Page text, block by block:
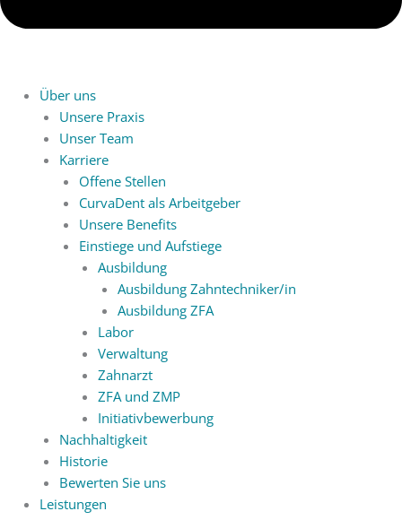
Über uns
Unsere Praxis
Unser Team
Karriere
Offene Stellen
CurvaDent als Arbeitgeber
Unsere Benefits
Einstiege und Aufstiege
Ausbildung
Ausbildung Zahntechniker/in
Ausbildung ZFA
Labor
Verwaltung
Zahnarzt
ZFA und ZMP
Initiativbewerbung
Nachhaltigkeit
Historie
Bewerten Sie uns
Leistungen